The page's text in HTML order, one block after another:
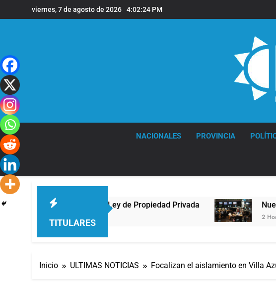
al
viernes, 7 de agosto de 2026 4:02:24 PM
NACIONALES PROVINCIA
TITULARES
contra la Ley de Propiedad Privada Nueva
2 Horas Atrás
Inicio ULTIMAS NOTICIAS Focalizan el aislamiento en Villa